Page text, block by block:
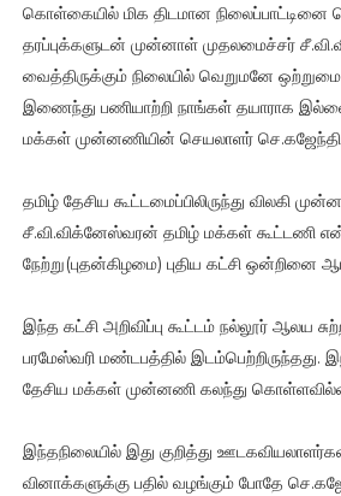
கொள்கையில் மிக திடமான நிலைப்பாட்டினை
தரப்புக்களுடன் முன்னாள் முதலமைச்சர்
வைத்திருக்கும் நிலையில் வெறுமனே
இணைந்து பணியாற்றி நாங்கள் தயாராக
மக்கள் முன்னணியின் செயலாளர்
தமிழ் தேசிய கூட்டமைப்பிலிருந்து விலகி
சீ.வி.விக்னேஸ்வரன் தமிழ் மக்கள் கூட்டணி
நேற்று(புதன்கிழமை) புதிய கட்சி ஒன்றினை
இந்த கட்சி அறிவிப்பு கூட்டம் நல்லூர் ஆலய
பரமேஸ்வரி மண்டபத்தில் இடம்பெற்றிருந்தது.
தேசிய மக்கள் முன்னணி கலந்து
இந்தநிலையில் இது குறித்து
வினாக்களுக்கு பதில் வழங்கும் போதே